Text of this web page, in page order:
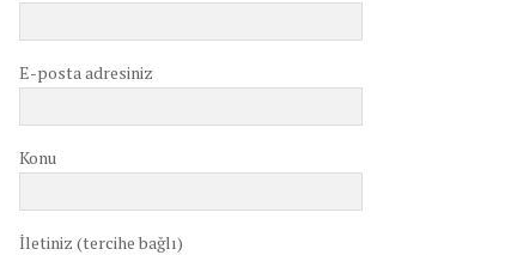
E-posta adresiniz
Konu
İletiniz (tercihe bağlı)